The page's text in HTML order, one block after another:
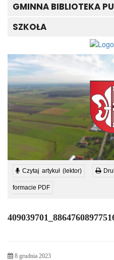
GMINNA BIBLIOTEKA
SZKOŁA
Czytaj artykuł (lektor)
formacie PDF
8 grudnia 2023